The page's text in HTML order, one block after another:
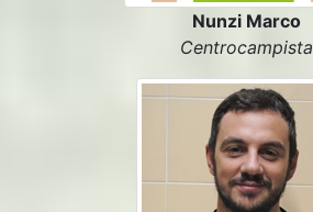
Nunzi Marco
Centrocampista